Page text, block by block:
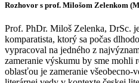
Rozhovor s prof. Milošom Zelenkom
Prof. PhDr. Miloš Zelenka, DrSc.
komparatista, ktorý sa počas
vypracoval na jedného z
zameranie výskumu by sme mohli
oblasťou je zameranie všeobecno-